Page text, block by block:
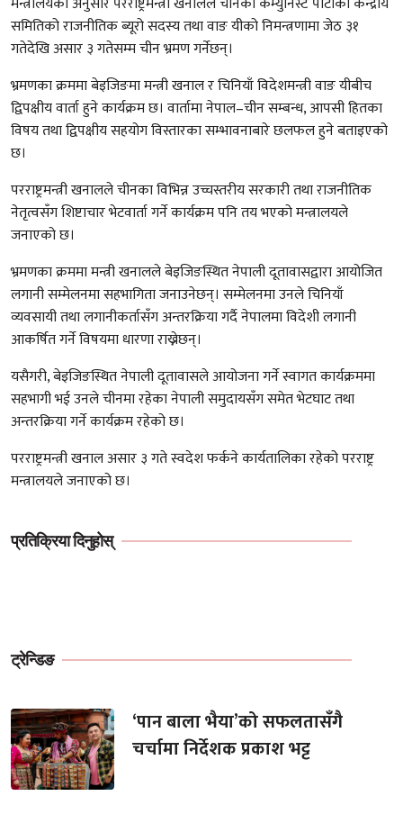
समितिको राजनीतिक ब्यूरो सदस्य तथावाङ यीको निमन्त्रणामा जेठ ३१
गतेदेखि असार ३ गतेसम्म चीन भ्रमण गर्नेछन्।
भ्रमणका क्रममाबेइजिङमा मन्त्री खनाल र चिनियाँ विदेशमन्त्री वाङ यीबीच
द्विपक्षीय वार्ता हुने कार्यक्रम छ। वार्तामा नेपाल–चीन सम्बन्ध, आपसी हितका
विषय तथा द्विपक्षीय सहयोग विस्तारका सम्भावनाबारे छलफल हुने बताइएको
छ।
परराष्ट्रमन्त्री खनालले चीनका विभिन्न उच्चस्तरीय सरकारी तथा राजनीतिक
नेतृत्वसँग शिष्टाचार भेटवार्ता गर्ने कार्यक्रम पनि तय भएको मन्त्रालयले
जनाएको छ।
भ्रमणका क्रममा मन्त्री खनालले बेइजिङस्थित नेपाली दूतावासद्वारा आयोजित
लगानी सम्मेलनमा सहभागिता जनाउनेछन्। सम्मेलनमा उनले चिनियाँ
व्यवसायी तथा लगानीकर्तासँग अन्तरक्रिया गर्दै नेपालमा विदेशी लगानी
आकर्षित गर्ने विषयमा धारणा राख्नेछन्।
यसैगरी, बेइजिङस्थित नेपाली दूतावासले आयोजना गर्ने स्वागत कार्यक्रममा
सहभागी भई उनले चीनमा रहेका नेपाली समुदायसँग समेत भेटघाट तथा
अन्तरक्रिया गर्ने कार्यक्रम रहेको छ।
परराष्ट्रमन्त्री खनाल असार ३ गते स्वदेश फर्कने कार्यतालिका रहेको परराष्ट्र
मन्त्रालयले जनाएको छ।
प्रतिक्रिया दिनुहोस्
ट्रेन्डिङ
‘पान बाला भैया’को सफलतासँगै
चर्चामा निर्देशक प्रकाश भट्ट